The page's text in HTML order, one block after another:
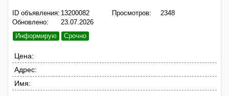
ID объявления: 13200082
Обновлено:
23.07.2026
Просмотров: 2348
Информирую Срочно
Цена:
Адрес:
Имя: